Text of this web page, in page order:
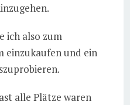
ich also zum
einzukaufen und ein
alle Plätze waren